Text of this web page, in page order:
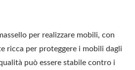
per realizzare mobili, con
ricca per proteggere i mobili dagli
può essere stabile contro i